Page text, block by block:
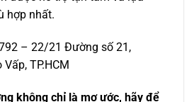
hợp nhất.
– 22/21 Đường số 21,
TP.HCM
không chỉ là mơ ước, hãy để